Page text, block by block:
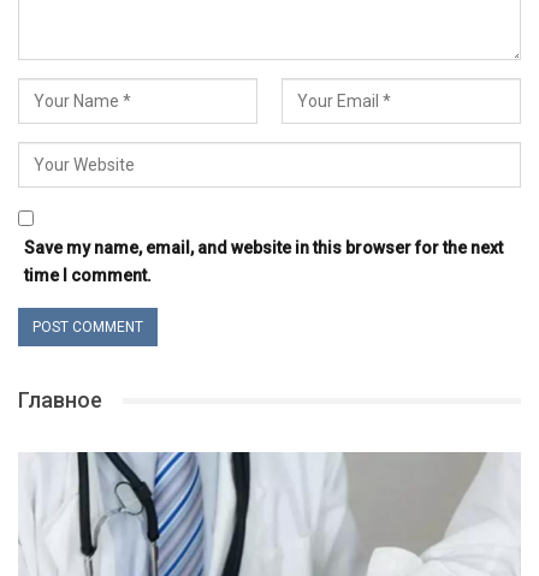
Save my name, email, and website in this browser for the next
time I comment.
Главное